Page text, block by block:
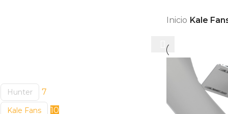
Hunter 7
Kale Fans 10
Inicio Kale